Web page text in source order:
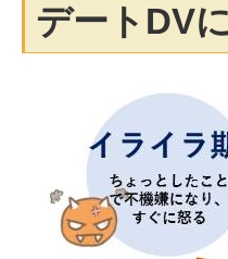
デートDV